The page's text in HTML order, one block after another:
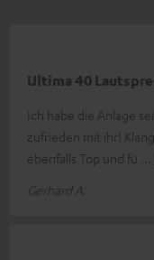
Ultima 40
Ich habe die Anlage
zufrieden mit ihr!
ebenfalls Top und fü
Gerhard A.